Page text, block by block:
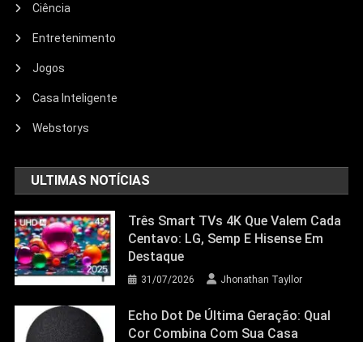
Echo Dot: Guia Completo Para
Escolher O Smart Speaker Ideal Na
Nova Oferta Da Amazon
Ciência
Entretenimento
Jogos
Casa Inteligente
Webstorys
ULTIMAS NOTÍCIAS
Três Smart TVs 4K Que Valem Cada
Centavo: LG, Semp E Hisense Em
Destaque
31/07/2026 Jhonathan Tayllor
Echo Dot De Última Geração: Qual
Cor Combina Com Sua Casa